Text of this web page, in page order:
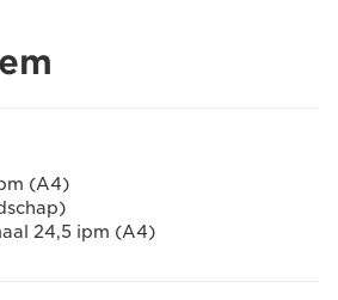
(A4)
24,5 ipm (A4)